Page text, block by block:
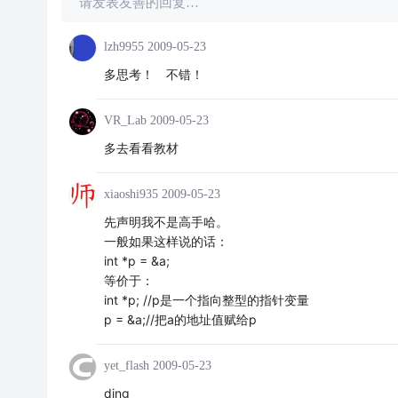
lzh9955 2009-05-23
多思考！ 不错！
VR_Lab 2009-05-23
多去看看教材
xiaoshi935 2009-05-23
先声明我不是高手哈。
一般如果这样说的话：
int *p = &a;
等价于：
int *p; //p是一个指向整型的指针变量
p = &a;//把a的地址值赋给p
yet_flash 2009-05-23
ding